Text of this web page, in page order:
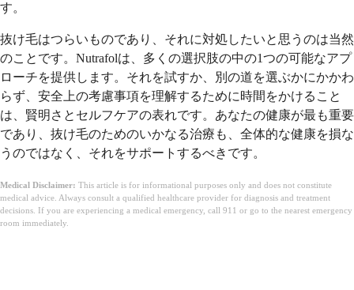
す。
抜け毛はつらいものであり、それに対処したいと思うのは当然
のことです。Nutrafolは、多くの選択肢の中の1つの可能なアプ
ローチを提供します。それを試すか、別の道を選ぶかにかかわ
らず、安全上の考慮事項を理解するために時間をかけること
は、賢明さとセルフケアの表れです。あなたの健康が最も重要
であり、抜け毛のためのいかなる治療も、全体的な健康を損な
うのではなく、それをサポートするべきです。
Medical Disclaimer: This article is for informational purposes only and does not constitute
medical advice. Always consult a qualified healthcare provider for diagnosis and treatment
decisions. If you are experiencing a medical emergency, call 911 or go to the nearest emergency
room immediately.